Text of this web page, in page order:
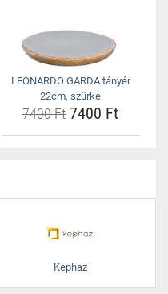
LEONARDO GARDA tányér
22cm, szürke
7400 Ft 7400 Ft
Kephaz